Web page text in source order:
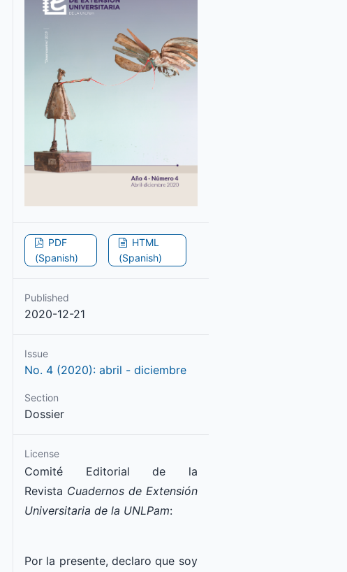
PDF
(Spanish)
HTML
(Spanish)
Published
2020-12-21
Issue
No. 4 (2020): abril - diciembre
Section
Dossier
License
Comité Editorial de la
Revista Cuadernos de Extensión
Universitaria de la UNLPam:
Por la presente, declaro que soy